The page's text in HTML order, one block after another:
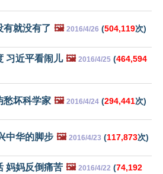
有就没有了 🖼️ 2016/4/26 (504,119次)
习近平看闹儿 🖼️ 2016/4/25 (464,594
愁坏科学家 🖼️ 2016/4/24 (294,441次)
中华的脚步 🖼️ 2016/4/23 (117,873次)
妈妈反倒痛苦 🖼️ 2016/4/22 (74,192